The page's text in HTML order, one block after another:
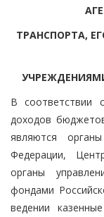
ТРАНСПОРТА,
В соответствии
доходов
являются
Федерации,
органы
фондами
ведении